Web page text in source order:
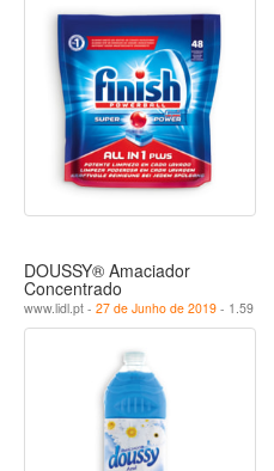
DOUSSY® Amaciador
Concentrado
www.lidl.pt - 27 de Junho de 2019 - 1.59